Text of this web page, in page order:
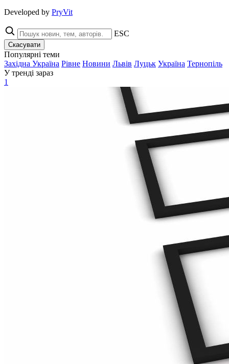
Developed by PryVit
ESC
Скасувати
Популярні теми
Західна Україна Рівне Новини Львів Луцьк Україна Тернопіль
У тренді зараз
1